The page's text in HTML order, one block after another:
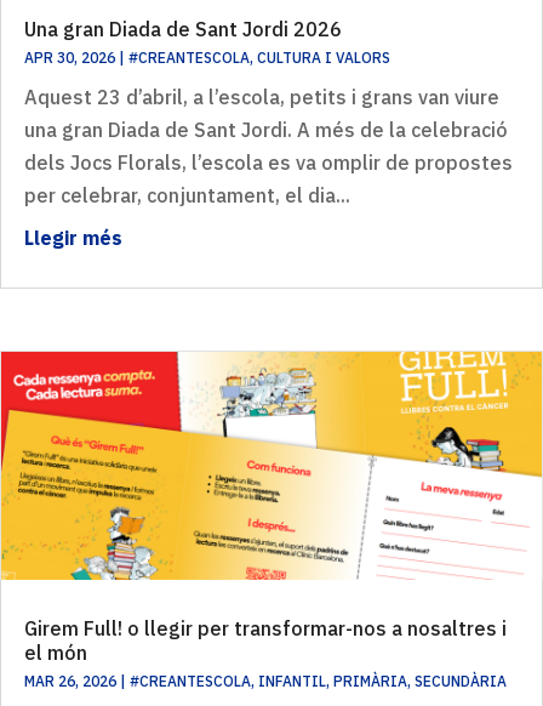
Una gran Diada de Sant Jordi 2026
APR 30, 2026 | #CREANTESCOLA, CULTURA I VALORS
Aquest 23 d’abril, a l’escola, petits i grans van viure
una gran Diada de Sant Jordi. A més de la celebració
dels Jocs Florals, l’escola es va omplir de propostes
per celebrar, conjuntament, el dia...
Llegir més
Girem Full! o llegir per transformar-nos a nosaltres i
el món
MAR 26, 2026 #CREANTESCOLA, INFANTIL, PRIMÀRIA, SECUNDÀRIA